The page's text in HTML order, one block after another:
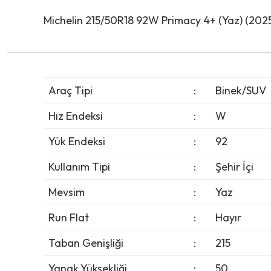
Michelin 215/50R18 92W Primacy 4+ (Yaz)
Araç Tipi :
Binek/SUV
Hız Endeksi
:
W
Yük Endeksi
:
92
Kullanım Tipi
:
Şehir İçi
Mevsim
:
Yaz
Run Flat
:
Hayır
Taban Genişliği
:
215